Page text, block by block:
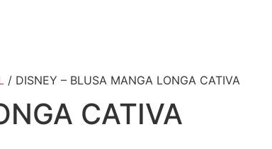
/ DISNEY – BLUSA MANGA LONGA CATIVA
CATIVA